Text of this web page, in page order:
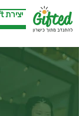
< Gift יצירת